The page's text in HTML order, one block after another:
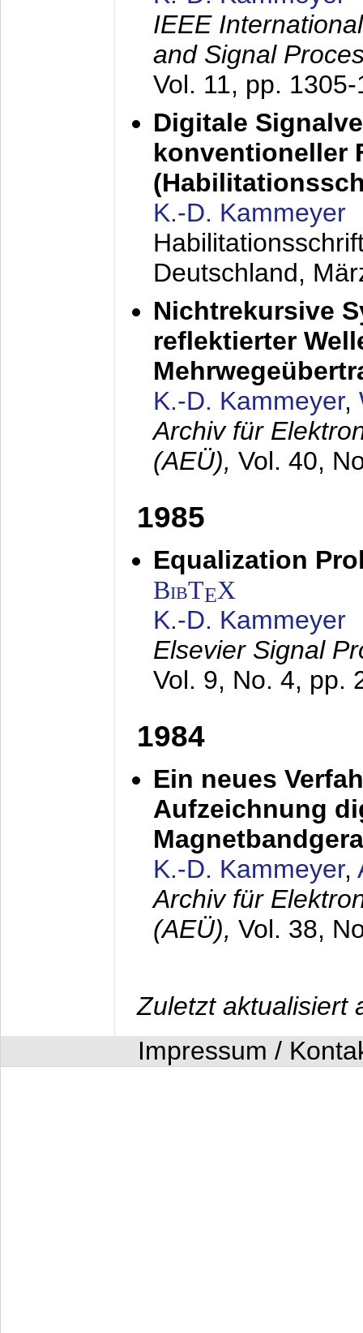
IEEE
and Signal
Vol. 11, pp.
Digitale
konventioneller
K.-D. Kammeyer
Deutschland,
Nichtrekursive
reflektierter
K.-D. Kammeyer,
Archiv für
(AEÜ), Vol. 40,
1985
Equalization
BibTEX
K.-D. Kammeyer
Elsevier Signal
Vol. 9, No. 4, pp.
1984
Ein neues
Aufzeichnung
K.-D. Kammeyer,
Archiv für
(AEÜ), Vol. 38,
Zuletzt aktualisiert
Impressum /